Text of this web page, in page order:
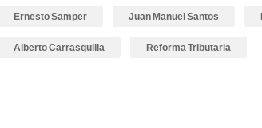
Ernesto Samper Juan Manuel Santos
Alberto Carrasquilla Reforma Tributaria